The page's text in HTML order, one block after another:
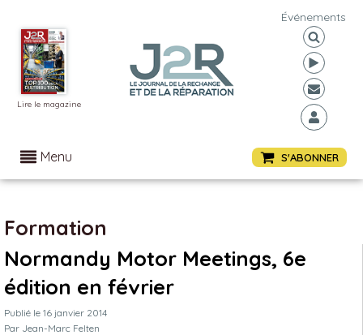
Lire le magazine
Événements
Menu S'ABONNER
Formation
Normandy Motor Meetings, 6e
édition en février
Publié le 16 janvier 2014
Par Jean-Marc Felten